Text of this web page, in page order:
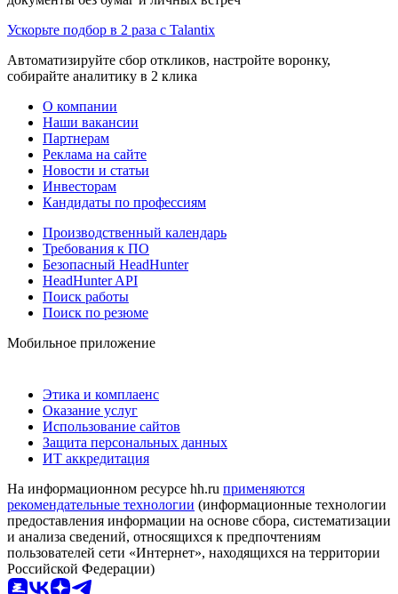
Ускорьте подбор в 2 раза с Talantix
Автоматизируйте сбор откликов, настройте воронку,
собирайте аналитику в 2 клика
О компании
Наши вакансии
Партнерам
Реклама на сайте
Новости и статьи
Инвесторам
Кандидаты по профессиям
Производственный календарь
Требования к ПО
Безопасный HeadHunter
HeadHunter API
Поиск работы
Поиск по резюме
Мобильное приложение
Этика и комплаенс
Оказание услуг
Использование сайтов
Защита персональных данных
ИТ аккредитация
На информационном ресурсе hh.ru применяются
рекомендательные технологии (информационные технологии
предоставления информации на основе сбора, систематизации
и анализа сведений, относящихся к предпочтениям
пользователей сети «Интернет», находящихся на территории
Российской Федерации)